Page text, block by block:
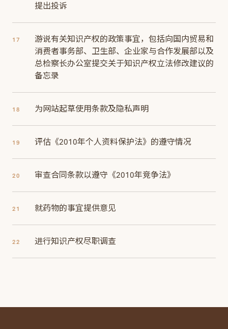
提出投诉
17
游说有关知识产权的政策事宜，包括向国内贸易和
消费者事务部、卫生部、企业家与合作发展部以及
总检察长办公室提交关于知识产权立法修改建议的
备忘录
18 为网站起草使用条款及隐私声明
19 评估《2010年个人资料保护法》的遵守情况
20 审查合同条款以遵守《2010年竞争法》
21 就药物的事宜提供意见
22 进行知识产权尽职调查